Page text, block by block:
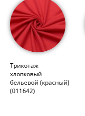
Трикотаж
хлопковый
бельевой (красный)
(011642)